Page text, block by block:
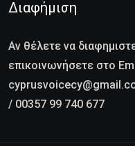
Διαφήμιση
Αν θέλετε να
επικοινωνήσετε στο
/ 00357 99 740 677